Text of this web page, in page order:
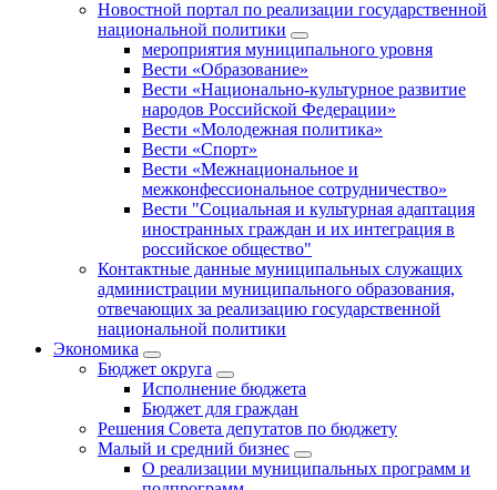
Новостной портал по реализации государственной
национальной политики
мероприятия муниципального уровня
Вести «Образование»
Вести «Национально-культурное развитие
народов Российской Федерации»
Вести «Молодежная политика»
Вести «Спорт»
Вести «Межнациональное и
межконфессиональное сотрудничество»
Вести "Социальная и культурная адаптация
иностранных граждан и их интеграция в
российское общество"
Контактные данные муниципальных служащих
администрации муниципального образования,
отвечающих за реализацию государственной
национальной политики
Экономика
Бюджет округa
Исполнение бюджета
Бюджет для граждан
Решения Совета депутатов по бюджету
Малый и средний бизнес
О реализации муниципальных программ и